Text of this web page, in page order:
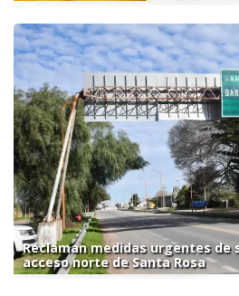
Reclaman medidas urgentes de
acceso norte de Santa Rosa